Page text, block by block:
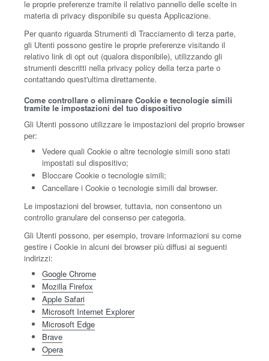
le proprie preferenze tramite il relativo pannello delle scelte in
materia di privacy disponibile su questa Applicazione.
Per quanto riguarda Strumenti di Tracciamento di terza parte,
gli Utenti possono gestire le proprie preferenze visitando il
relativo link di opt out (qualora disponibile), utilizzando gli
strumenti descritti nella privacy policy della terza parte o
contattando quest'ultima direttamente.
Come controllare o eliminare Cookie e tecnologie simili
tramite le impostazioni del tuo dispositivo
Gli Utenti possono utilizzare le impostazioni del proprio browser
per:
Vedere quali Cookie o altre tecnologie simili sono stati
impostati sul dispositivo;
Bloccare Cookie o tecnologie simili;
Cancellare i Cookie o tecnologie simili dal browser.
Le impostazioni del browser, tuttavia, non consentono un
controllo granulare del consenso per categoria.
Gli Utenti possono, per esempio, trovare informazioni su come
gestire i Cookie in alcuni dei browser più diffusi ai seguenti
indirizzi:
Google Chrome
Mozilla Firefox
Apple Safari
Microsoft Internet Explorer
Microsoft Edge
Brave
Opera